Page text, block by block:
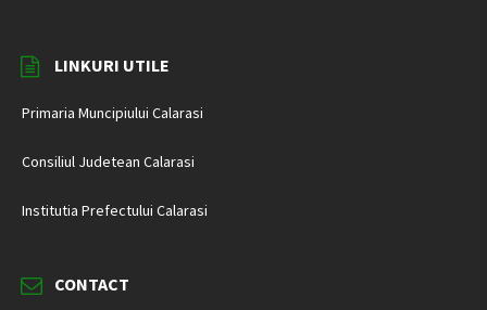
LINKURI UTILE
Primaria Muncipiului Calarasi
Consiliul Judetean Calarasi
Institutia Prefectului Calarasi
CONTACT